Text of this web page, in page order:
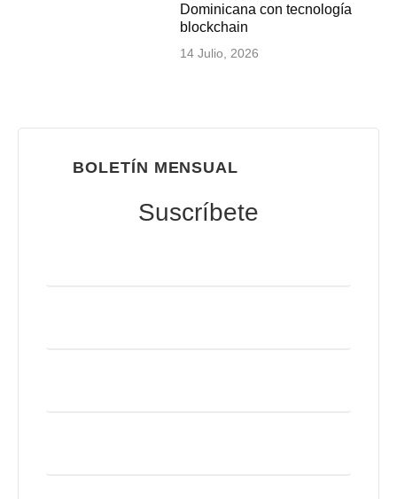
Dominicana con tecnología
blockchain
14 Julio, 2026
BOLETÍN MENSUAL
Suscríbete